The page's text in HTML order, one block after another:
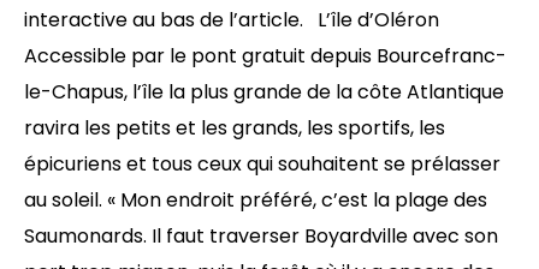
interactive au bas de l’article. L’île d’Oléron
Accessible par le pont gratuit depuis Bourcefranc-
le-Chapus, l’île la plus grande de la côte Atlantique
ravira les petits et les grands, les sportifs, les
épicuriens et tous ceux qui souhaitent se prélasser
au soleil. « Mon endroit préféré, c’est la plage des
Saumonards. Il faut traverser Boyardville avec son